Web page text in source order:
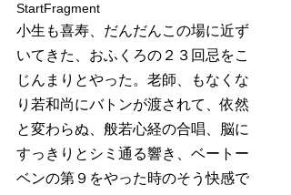
StartFragment
小生も喜寿、だんだんこの場に近ず
いてきた、おふくろの２３回忌をこ
じんまりとやった。老師、もなくな
り若和尚にバトンが渡されて、依然
と変わらぬ、般若心経の合唱、脳に
すっきりとシミ通る響き、ベートー
ベンの第９をやった時のそう快感で